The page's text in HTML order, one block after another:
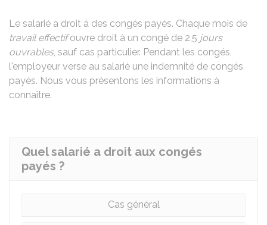
Le salarié a droit à des congés payés. Chaque mois de
travail effectifouvre droit à un congé de 2,5 jours
ouvrables, sauf cas particulier. Pendant les congés,
l'employeur verse au salarié une indemnité de congés
payés. Nous vous présentons les informations à
connaître.
Quel salarié a droit aux congés
payés ?
Cas général